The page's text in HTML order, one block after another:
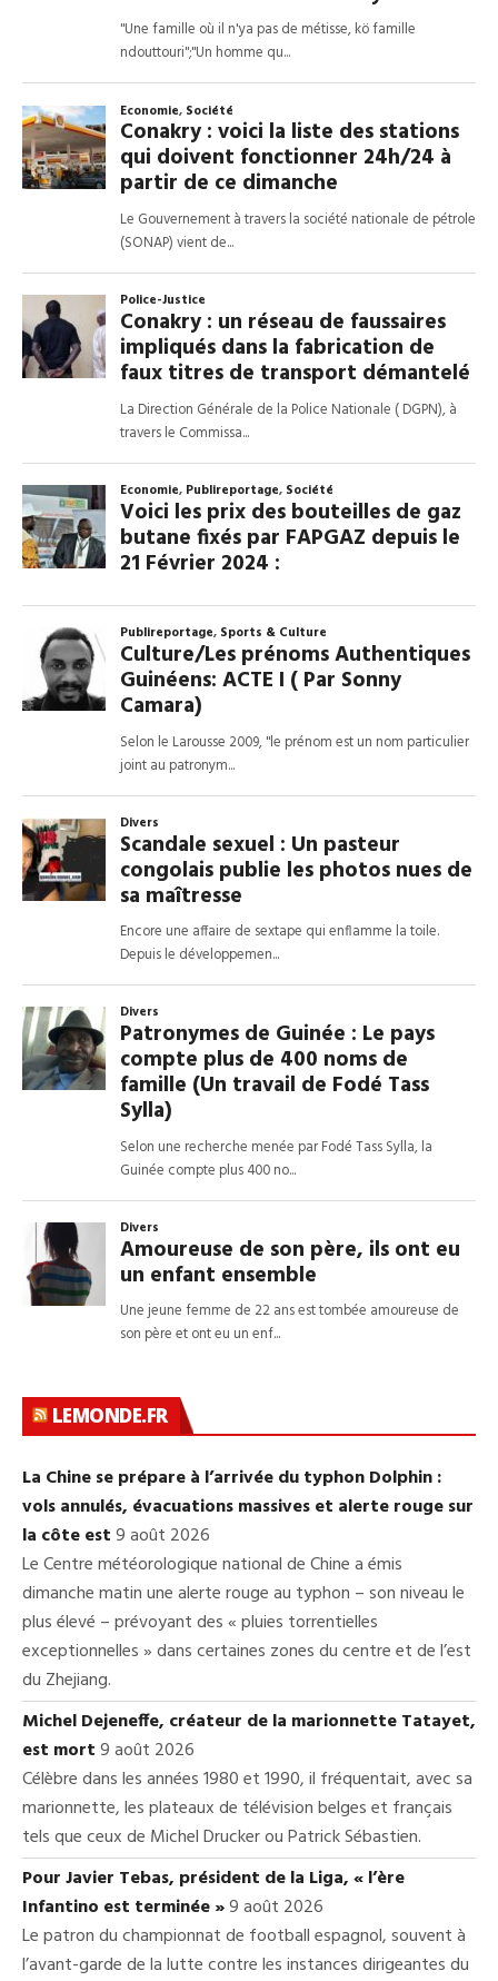
LEMONDE.FR
La Chine se prépare à l’arrivée du typhon Dolphin :
vols annulés, évacuations massives et alerte rouge sur
la côte est9 août 2026
Le Centre météorologique national de Chine a émis
dimanche matin une alerte rouge au typhon – son niveau le
plus élevé – prévoyant des « pluies torrentielles
exceptionnelles » dans certaines zones du centre et de l’est
du Zhejiang.
Michel Dejeneffe, créateur de la marionnette Tatayet,
est mort9 août 2026
Célèbre dans les années 1980 et 1990, il fréquentait, avec sa
marionnette, les plateaux de télévision belges et français
tels que ceux de Michel Drucker ou Patrick Sébastien.
Pour Javier Tebas, président de la Liga, « l’ère
Infantino est terminée »9 août 2026
Le patron du championnat de football espagnol, souvent à
l’avant-garde de la lutte contre les instances dirigeantes du